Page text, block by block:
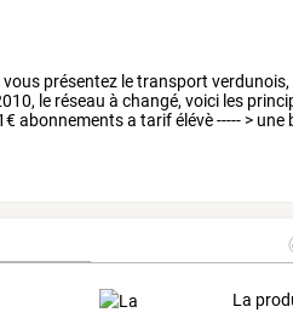
vous présentez letransport verdunois,
le réseau à changé, voici les
abonnementsa tarifélévè----- > une
La